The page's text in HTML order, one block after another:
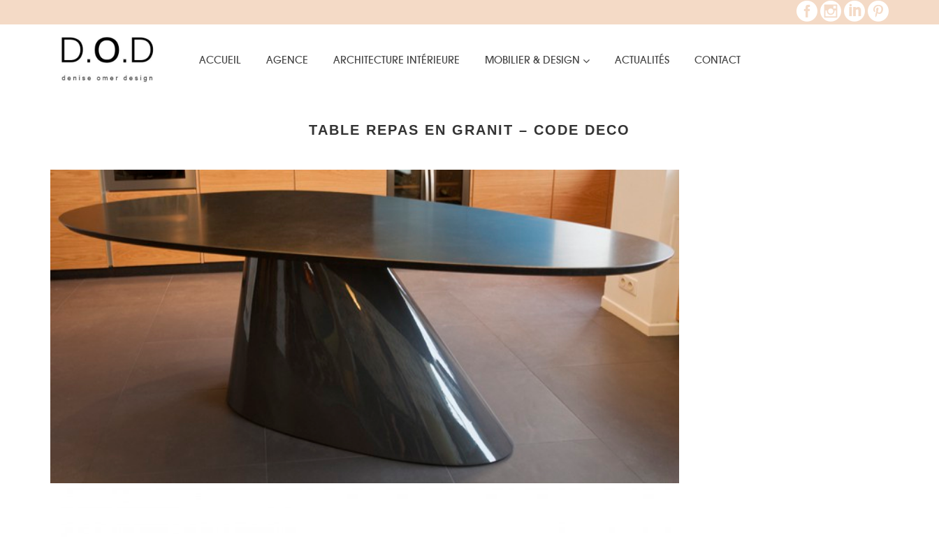
ACCUEIL AGENCE ARCHITECTURE INTÉRIEURE MOBILIER & DESIGN ACTUALITÉS CONTACT
TABLE REPAS EN GRANIT – CODE DECO